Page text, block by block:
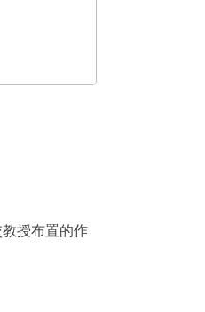
授布置的作